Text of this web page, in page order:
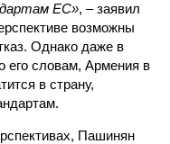
ЕС», – заявил
возможны
Однако даже в
его словам, Армения в
в страну,
Пашинян